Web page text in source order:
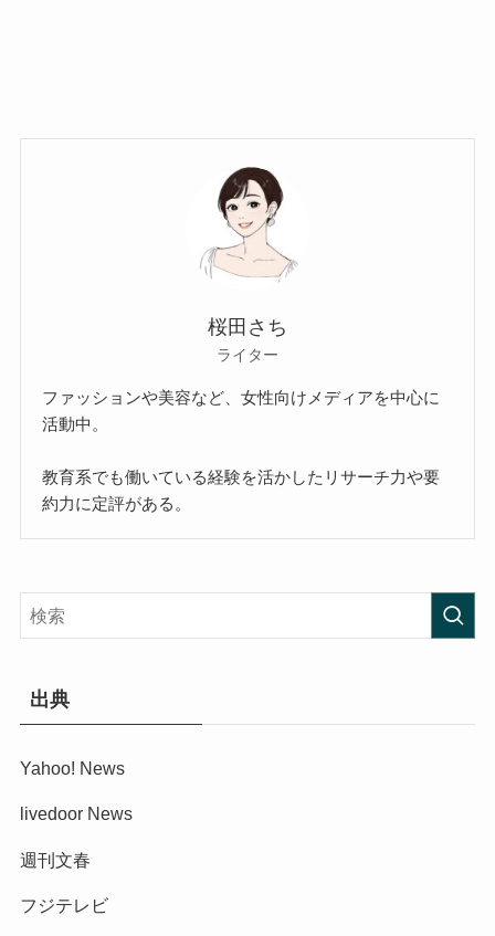
桜田さち
ライター
ファッションや美容など、女性向けメディアを中心に
活動中。
教育系でも働いている経験を活かしたリサーチ力や要
約力に定評がある。
出典
Yahoo! News
livedoor News
週刊文春
フジテレビ